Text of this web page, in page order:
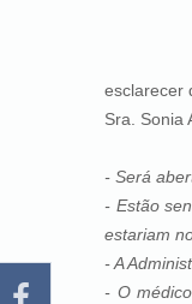
A
esclarecer
Sra. Sonia
- Será
- Estão
estariam
- A
- O